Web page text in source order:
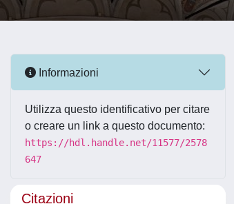
Informazioni
Utilizza questo identificativo per citare
o creare un link a questo documento:
https://hdl.handle.net/11577/2578
647
Citazioni